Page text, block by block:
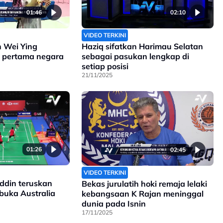
01:46
Wei Ying
negara
02:10
VIDEO TERKINI
Haziq sifatkan Harimau Selatan
sebagai pasukan lengkap di
setiap posisi
21/11/2025
01:26
teruskan
Australia
02:45
VIDEO TERKINI
Bekas jurulatih hoki remaja lelaki
kebangsaan K Rajan meninggal
dunia pada Isnin
17/11/2025